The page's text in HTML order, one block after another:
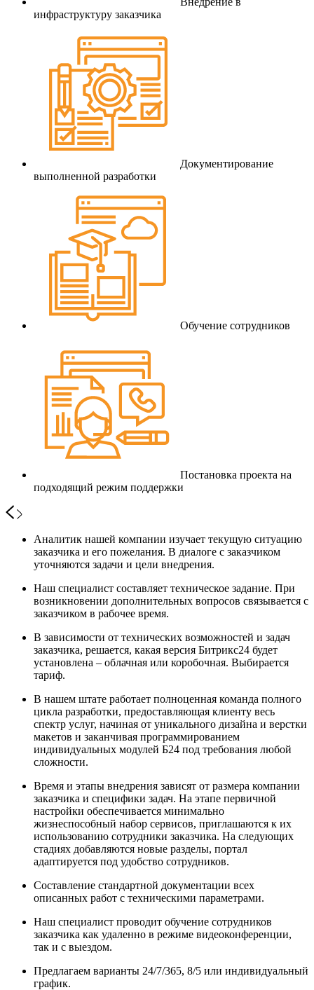
инфраструктуру заказчика
Документирование
выполненной разработки
Обучение сотрудников
Постановка проекта на
подходящий режим поддержки
Аналитик нашей компании изучает текущую ситуацию
заказчика и его пожелания. В диалоге с заказчиком
уточняются задачи и цели внедрения.
Наш специалист составляет техническое задание. При
возникновении дополнительных вопросов связывается с
заказчиком в рабочее время.
В зависимости от технических возможностей и задач
заказчика, решается, какая версия Битрикс24 будет
установлена – облачная или коробочная. Выбирается
тариф.
В нашем штате работает полноценная команда полного
цикла разработки, предоставляющая клиенту весь
спектр услуг, начиная от уникального дизайна и верстки
макетов и заканчивая программированием
индивидуальных модулей Б24 под требования любой
сложности.
Время и этапы внедрения зависят от размера компании
заказчика и специфики задач. На этапе первичной
настройки обеспечивается минимально
жизнеспособный набор сервисов, приглашаются к их
использованию сотрудники заказчика. На следующих
стадиях добавляются новые разделы, портал
адаптируется под удобство сотрудников.
Составление стандартной документации всех
описанных работ с техническими параметрами.
Наш специалист проводит обучение сотрудников
заказчика как удаленно в режиме видеоконференции,
так и с выездом.
Предлагаем варианты 24/7/365, 8/5 или индивидуальный
график.